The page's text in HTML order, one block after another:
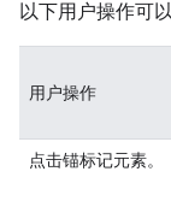
以下用户操作可
用户操作
点击锚标记元素。